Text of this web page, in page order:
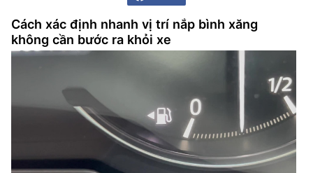
Cách xác định nhanh vị trí nắp bình xăng
không cần bước ra khỏi xe